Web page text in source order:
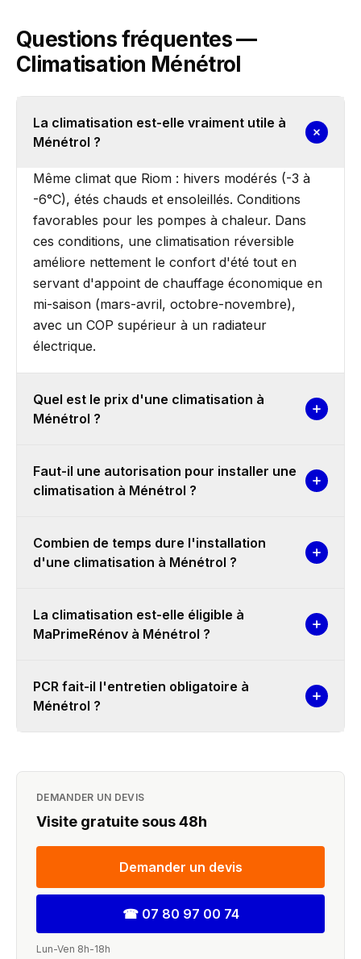
Questions fréquentes —
Climatisation Ménétrol
La climatisation est-elle vraiment utile à
Ménétrol ?
Même climat que Riom : hivers modérés (-3 à
-6°C), étés chauds et ensoleillés. Conditions
favorables pour les pompes à chaleur. Dans
ces conditions, une climatisation réversible
améliore nettement le confort d'été tout en
servant d'appoint de chauffage économique en
mi-saison (mars-avril, octobre-novembre),
avec un COP supérieur à un radiateur
électrique.
Quel est le prix d'une climatisation à
Ménétrol ?
Faut-il une autorisation pour installer une
climatisation à Ménétrol ?
Combien de temps dure l'installation
d'une climatisation à Ménétrol ?
La climatisation est-elle éligible à
MaPrimeRénov à Ménétrol ?
PCR fait-il l'entretien obligatoire à
Ménétrol ?
DEMANDER UN DEVIS
Visite gratuite sous 48h
Demander un devis
☎ 07 80 97 00 74
Lun-Ven 8h-18h